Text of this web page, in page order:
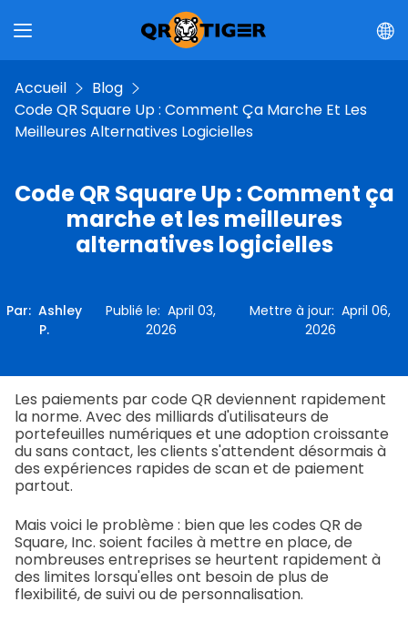
Accueil
Blog
Code QR Square Up : Comment Ça Marche Et Les
Meilleures Alternatives Logicielles
Code QR Square Up : Comment ça
marche et les meilleures
alternatives logicielles
Par:Ashley
P.
Publié le:April 03,
2026
Mettre à jour:April 06,
2026
Les paiements par code QR deviennent rapidement
la norme. Avec des milliards d'utilisateurs de
portefeuilles numériques et une adoption croissante
du sans contact, les clients s'attendent désormais à
des expériences rapides de scan et de paiement
partout.
Mais voici le problème : bien que les codes QR de
Square, Inc. soient faciles à mettre en place, de
nombreuses entreprises se heurtent rapidement à
des limites lorsqu'elles ont besoin de plus de
flexibilité, de suivi ou de personnalisation.